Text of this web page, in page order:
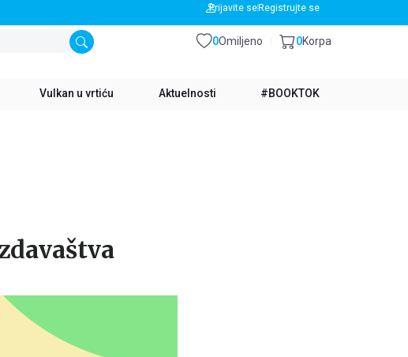
BESPLATNA DOSTAVA ZA IZNOS PREKO 3500 RSD
Prijavite se Registrujte se
Omiljeno
0 Korpa
0
Vulkan u vrtiću Aktuelnosti #BOOKTOK